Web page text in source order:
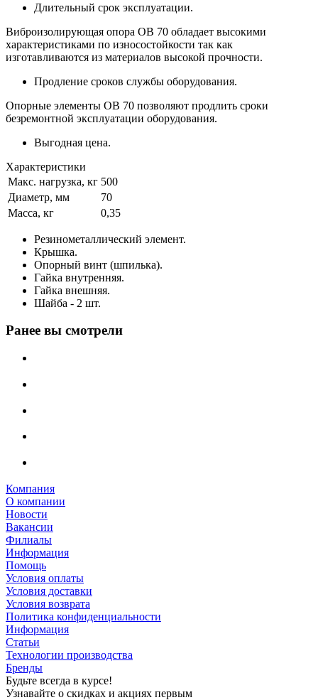
Длительный срок эксплуатации.
Виброизолирующая опора ОВ 70 обладает высокими
характеристиками по износостойкости так как
изготавливаются из материалов высокой прочности.
Продление сроков службы оборудования.
Опорные элементы ОВ 70 позволяют продлить сроки
безремонтной эксплуатации оборудования.
Выгодная цена.
Характеристики
Макс. нагрузка, кг 500
Диаметр, мм
70
Масса, кг
0,35
Резинометаллический элемент.
Крышка.
Опорный винт (шпилька).
Гайка внутренняя.
Гайка внешняя.
Шайба - 2 шт.
Ранее вы смотрели
Компания
О компании
Новости
Вакансии
Филиалы
Информация
Помощь
Условия оплаты
Условия доставки
Условия возврата
Политика конфиденциальности
Информация
Статьи
Технологии производства
Бренды
Будьте всегда в курсе!
Узнавайте о скидках и акциях первым